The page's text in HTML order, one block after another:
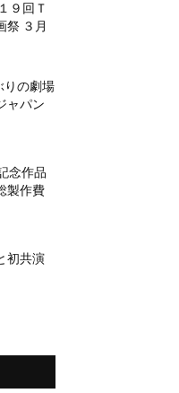
９回Ｔ
祭 ３月
りの劇場
ャパン
念作品
製作費
初共演